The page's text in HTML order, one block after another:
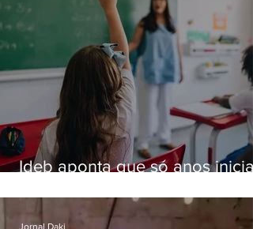
Ideb aponta que só anos
educação
Jornal Daki